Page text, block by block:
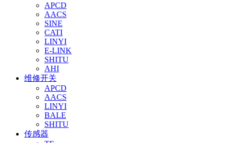
APCD
AACS
SINE
CATI
LINYI
E-LINK
SHITU
AHI
维修开关
APCD
AACS
LINYI
BALE
SHITU
传感器